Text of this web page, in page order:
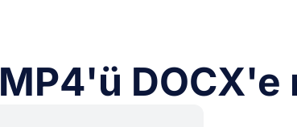
MP4'ü DOCX'e